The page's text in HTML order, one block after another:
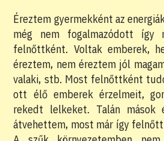
Éreztem gyermekként az
még nem fogalmazódott így
felnőttként. Voltak emberek,
éreztem, nem éreztem jól
valaki, stb. Most felnőttként
ott élő emberek érzelmeit,
rekedt lelkeket. Talán mások
átvehettem, most már így